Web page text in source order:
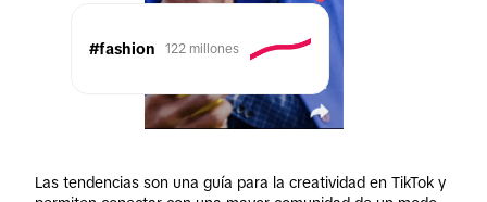
#fashion 122 millones
Las tendencias son una guía para la creatividad en TikTok y